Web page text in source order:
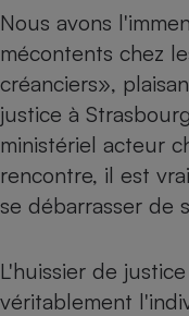
Nous avons
mécontents chez
créanciers»,
justice à
ministériel acteur
rencontre, il est
se débarrasser de
L'huissier de
véritablement
Tous les
Toutes les cartes